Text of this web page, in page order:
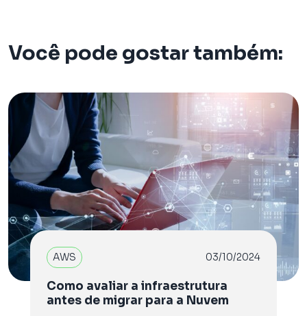
Você pode gostar também:
AWS 03/10/2024
Como avaliar a infraestrutura
antes de migrar para a Nuvem